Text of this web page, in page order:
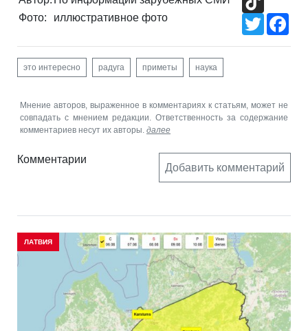
Фото:
иллюстративное фото
Twitter
это интересно радуга приметы наука
Мнение авторов, выраженное в комментариях к статьям, может не
совпадать с мнением редакции. Ответственность за содержание
комментариев несут их авторы. далее
Комментарии
Добавить комментарий
ЛАТВИЯ